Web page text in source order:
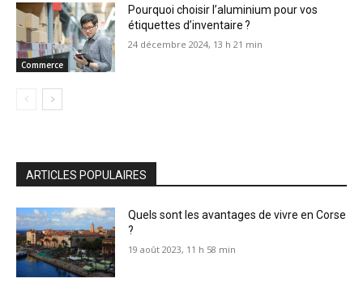
Commerce
Pourquoi choisir l’aluminium pour vos
étiquettes d’inventaire ?
24 décembre 2024, 13 h 21 min
ARTICLES POPULAIRES
Quels sont les avantages de vivre en Corse
?
19 août 2023, 11 h 58 min